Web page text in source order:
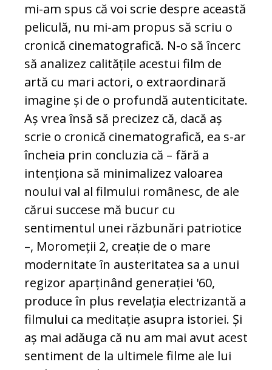
mi-am spus că voi scrie despre această
peliculă, nu mi-am propus să scriu o
cronică cinematografică. N-o să încerc
să analizez calitățile acestui film de
artă cu mari actori, o extraordinară
imagine și de o profundă autenticitate.
Aș vrea însă să precizez că, dacă aș
scrie o cronică cinematografică, ea s-ar
încheia prin concluzia că – fără a
intenționa să minimalizez valoarea
noului val al filmului românesc, de ale
cărui succese mă bucur cu
sentimentul unei răzbunări patriotice
–, Moromeții 2, creație de o mare
modernitate în austeritatea sa a unui
regizor aparținând generației '60,
produce în plus revelația electrizantă a
filmului ca meditație asupra istoriei. Și
aș mai adăuga că nu am mai avut acest
sentiment de la ultimele filme ale lui